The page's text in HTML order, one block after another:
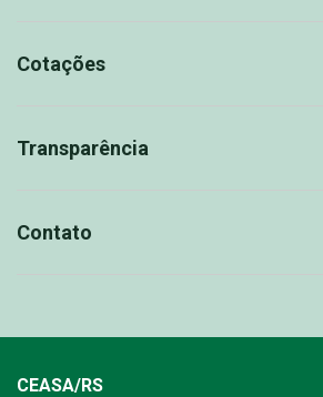
Cotações
Transparência
Contato
CEASA/RS